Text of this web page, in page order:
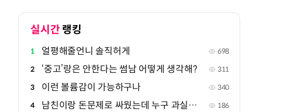
실시간 랭킹
1 얼평해줄언니 솔직허게 698
2 ‘중고’랑은 안한다는 썸남 어떻게 생각해? 311
3 이런 볼륨감이 가능하구나 340
4 남친이랑 돈문제로 싸웠는데 누구 과실같아? 186